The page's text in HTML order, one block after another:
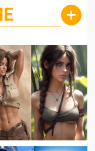
+
vừa xinh dưới nét vẽ
One Piece